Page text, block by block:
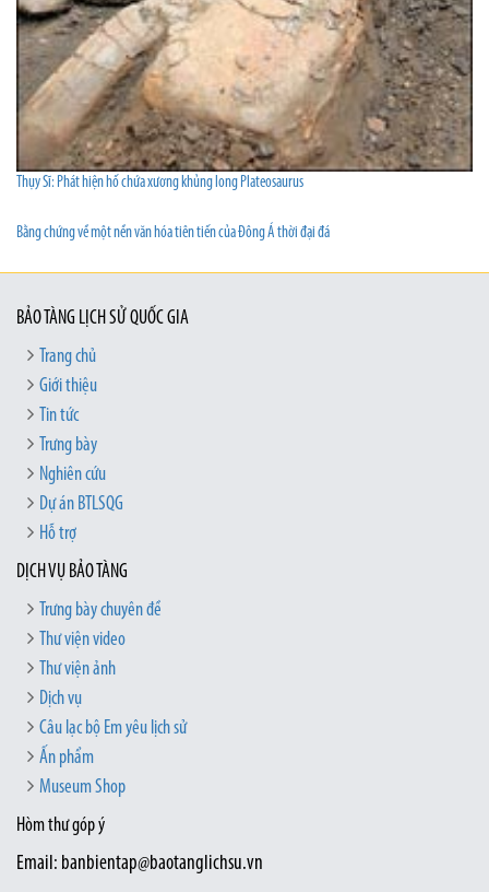
Thụy Sĩ: Phát hiện hố chứa xương khủng long Plateosaurus
Bằng chứng về một nền văn hóa tiên tiến của Đông Á thời đại đá
BẢO TÀNG LỊCH SỬ QUỐC GIA
Trang chủ
Giới thiệu
Tin tức
Trưng bày
Nghiên cứu
Dự án BTLSQG
Hỗ trợ
DỊCH VỤ BẢO TÀNG
Trưng bày chuyên đề
Thư viện video
Thư viện ảnh
Dịch vụ
Câu lạc bộ Em yêu lịch sử
Ấn phẩm
Museum Shop
Hòm thư góp ý
Email: banbientap@baotanglichsu.vn